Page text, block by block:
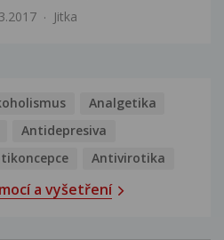
Jitka
Analgetika
Antidepresiva
Antivirotika
a vyšetření